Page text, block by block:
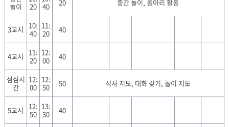
놀이
20 40
20 중간 놀이, 동아리 활동
3교시
10:
40
11:
20
40
4교시
11:
20
12:
00
40
점심시
간
12:
00
12:
50
50 식사 지도, 대화 갖기, 놀이 지도
5교시
12:
50
13:
30
40